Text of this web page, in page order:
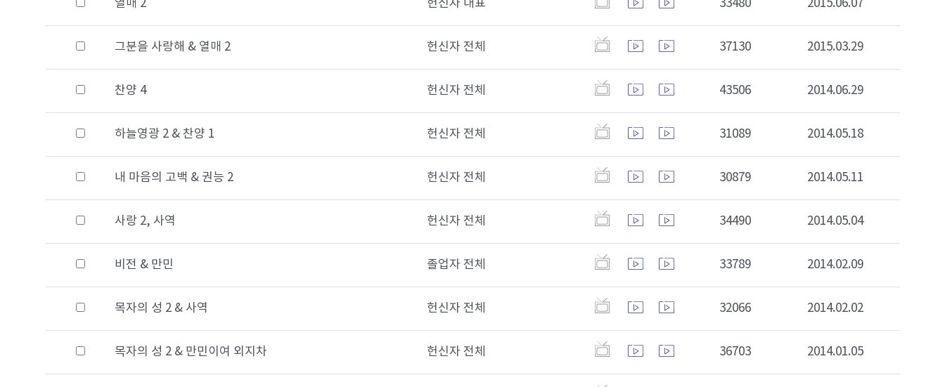
열매 2 헌신자 대표 33480 2015.06.07
그분을 사랑해 & 열매 2 헌신자 전체 37130 2015.03.29
찬양 4 헌신자 전체 43506 2014.06.29
하늘영광 2 & 찬양 1 헌신자 전체 31089 2014.05.18
내 마음의 고백 & 권능 2 헌신자 전체 30879 2014.05.11
사랑 2, 사역 헌신자 전체 34490 2014.05.04
비전 & 만민 졸업자 전체 33789 2014.02.09
목자의 성 2 & 사역 헌신자 전체 32066 2014.02.02
목자의 성 2 & 만민이여 외지차 헌신자 전체 36703 2014.01.05